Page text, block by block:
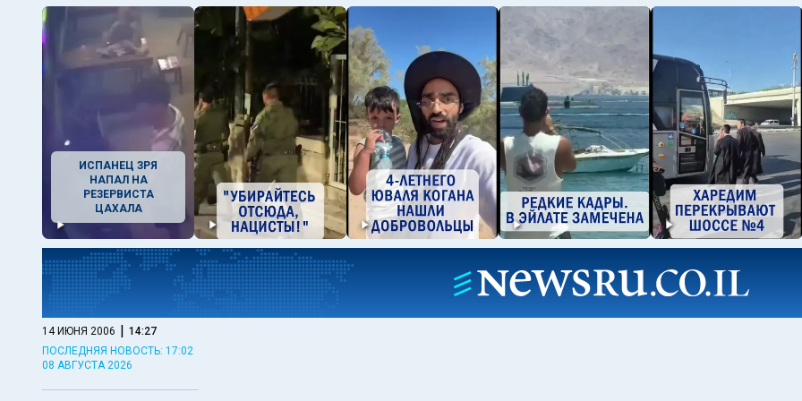
ИСПАНЕЦ ЗРЯ
НАПАЛ НА
РЕЗЕРВИСТА
ЦАХАЛА
14 ИЮНЯ 2006 | 14:27
ПОСЛЕДНЯЯ НОВОСТЬ: 17:02
08 АВГУСТА 2026